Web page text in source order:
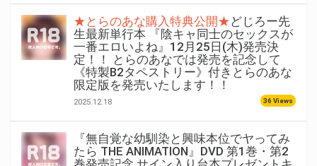
★とらのあな購入特典公開★どじろー先
生最新単行本 『陰キャ同士のセックスが
一番エロいよね』12月25日(木)発売決
定！！ とらのあなでは発売を記念して
《特製B2タペストリー》付きとらのあな
限定版を発売いたします！！
2025.12.18 36 Views
『無自覚な幼馴染と興味本位でヤってみ
たら THE ANIMATION』DVD 第1巻・第2